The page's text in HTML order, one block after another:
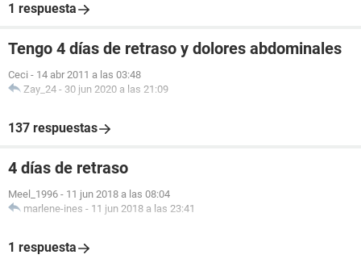
1 respuesta
Tengo 4 días de retraso y dolores abdominales
Ceci - 14 abr 2011 a las 03:48
Zay_24 - 30 jun 2020 a las 21:09
137 respuestas
4 días de retraso
Meel_1996 - 11 jun 2018 a las 08:04
marlene-ines - 11 jun 2018 a las 23:41
1 respuesta